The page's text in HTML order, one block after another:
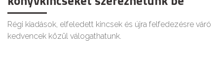
Régi kiadások, elfeledett kincsek és újra felfedezésre váró
kedvencek közül válogathatunk.